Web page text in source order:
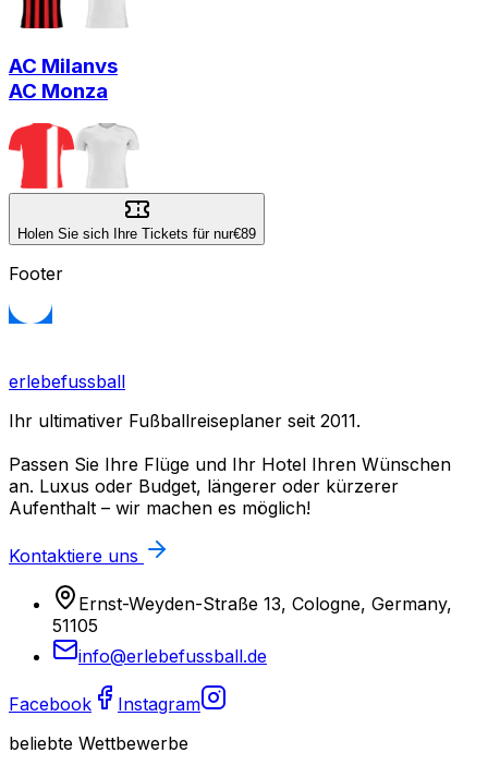
AC Milanvs
AC Monza
Holen Sie sich Ihre Tickets für nur€89
Footer
erlebefussball
Ihr ultimativer Fußballreiseplaner seit 2011.
Passen Sie Ihre Flüge und Ihr Hotel Ihren Wünschen
an. Luxus oder Budget, längerer oder kürzerer
Aufenthalt – wir machen es möglich!
Kontaktiere uns
Ernst-Weyden-Straße 13, Cologne, Germany,
51105
info@erlebefussball.de
Facebook
Instagram
beliebte Wettbewerbe